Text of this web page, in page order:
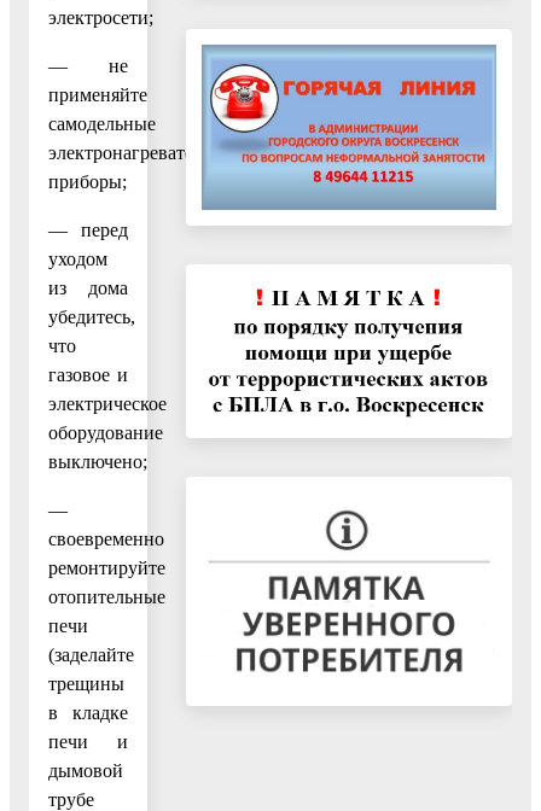
электросети;
— не
применяйте
самодельные
электронагревательные
приборы;
— перед
уходом
из дома
убедитесь,
что
газовое и
электрическое
оборудование
выключено;
—
своевременно
ремонтируйте
отопительные
печи
(заделайте
трещины
в кладке
печи и
дымовой
трубе